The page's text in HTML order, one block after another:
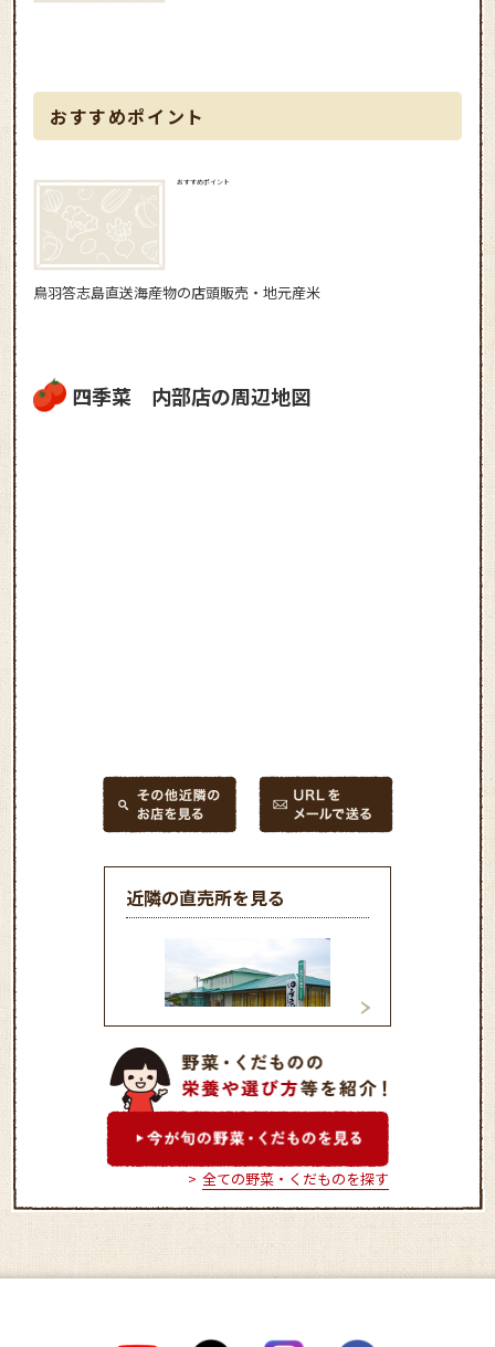
おすすめポイント
おすすめポイント
鳥羽答志島直送海産物の店頭販売・地元産米
四季菜 内部店の周辺地図
近隣の直売所を見る
四季菜 大矢知店
全ての野菜・くだものを探す